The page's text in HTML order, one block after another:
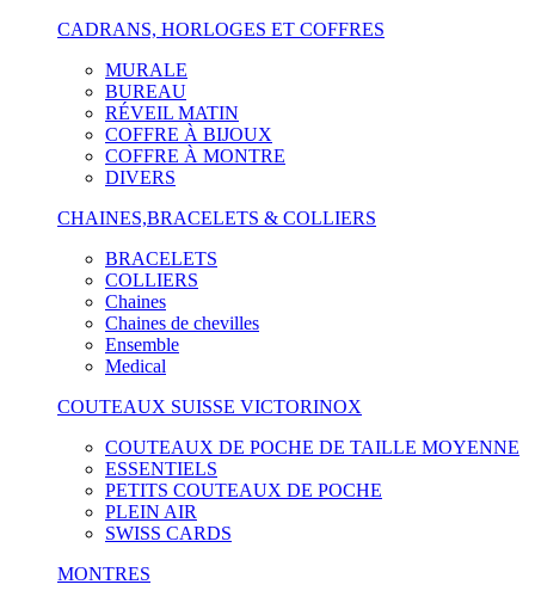
CADRANS, HORLOGES ET COFFRES
MURALE
BUREAU
RÉVEIL MATIN
COFFRE À BIJOUX
COFFRE À MONTRE
DIVERS
CHAINES,BRACELETS & COLLIERS
BRACELETS
COLLIERS
Chaines
Chaines de chevilles
Ensemble
Medical
COUTEAUX SUISSE VICTORINOX
COUTEAUX DE POCHE DE TAILLE MOYENNE
ESSENTIELS
PETITS COUTEAUX DE POCHE
PLEIN AIR
SWISS CARDS
MONTRES